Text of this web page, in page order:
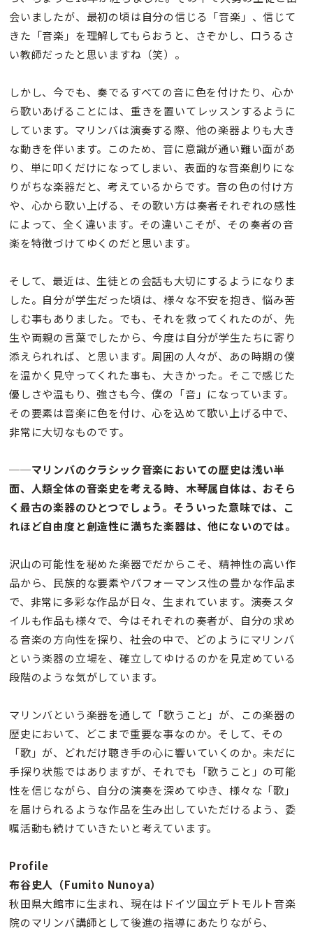
会いましたが、最初の頃は自分の信じる「音楽」、信じて
きた「音楽」を理解してもらおうと、さぞかし、口うるさ
い教師だったと思いますね（笑）。
しかし、今でも、奏でるすべての音に色を付けたり、心か
ら歌いあげることには、重きを置いてレッスンするように
しています。マリンバは演奏する際、他の楽器よりも大き
な動きを伴います。このため、音に意識が通い難い面があ
り、単に叩くだけになってしまい、表面的な音楽創りにな
りがちな楽器だと、考えているからです。音の色の付け方
や、心から歌い上げる、その歌い方は奏者それぞれの感性
によって、全く違います。その違いこそが、その奏者の音
楽を特徴づけてゆくのだと思います。
そして、最近は、生徒との会話も大切にするようになりま
した。自分が学生だった頃は、様々な不安を抱き、悩み苦
しむ事もありました。でも、それを救ってくれたのが、先
生や両親の言葉でしたから、今度は自分が学生たちに寄り
添えられれば、と思います。周囲の人々が、あの時期の僕
を温かく見守ってくれた事も、大きかった。そこで感じた
優しさや温もり、強さも今、僕の「音」になっています。
その要素は音楽に色を付け、心を込めて歌い上げる中で、
非常に大切なものです。
──マリンバのクラシック音楽においての歴史は浅い半
面、人類全体の音楽史を考える時、木琴属自体は、おそら
く最古の楽器のひとつでしょう。そういった意味では、こ
れほど自由度と創造性に満ちた楽器は、他にないのでは。
沢山の可能性を秘めた楽器でだからこそ、精神性の高い作
品から、民族的な要素やパフォーマンス性の豊かな作品ま
で、非常に多彩な作品が日々、生まれています。演奏スタ
イルも作品も様々で、今はそれぞれの奏者が、自分の求め
る音楽の方向性を探り、社会の中で、どのようにマリンバ
という楽器の立場を、確立してゆけるのかを見定めている
段階のような気がしています。
マリンバという楽器を通して「歌うこと」が、この楽器の
歴史において、どこまで重要な事なのか。そして、その
「歌」が、どれだけ聴き手の心に響いていくのか。未だに
手探り状態ではありますが、それでも「歌うこと」の可能
性を信じながら、自分の演奏を深めてゆき、様々な「歌」
を届けられるような作品を生み出していただけるよう、委
嘱活動も続けていきたいと考えています。
Profile
布谷史人（Fumito Nunoya）
秋田県大館市に生まれ、現在はドイツ国立デトモルト音楽
院のマリンバ講師として後進の指導にあたりながら、